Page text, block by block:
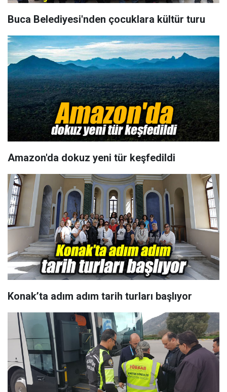
Buca Belediyesi'nden çocuklara kültür turu
Amazon'da dokuz yeni tür keşfedildi
Konak’ta adım adım tarih turları başlıyor